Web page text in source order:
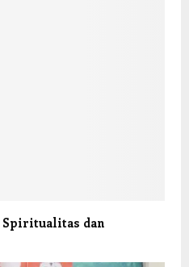
Spiritualitas dan